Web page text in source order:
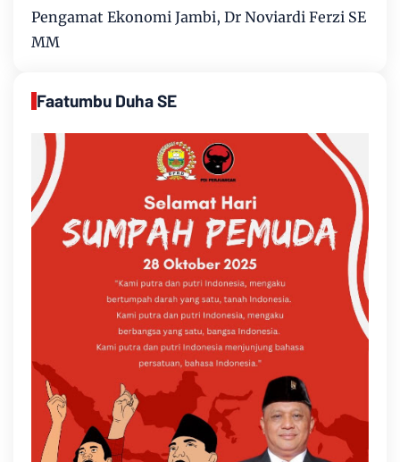
Pengamat Ekonomi Jambi, Dr Noviardi Ferzi SE
MM
Faatumbu Duha SE